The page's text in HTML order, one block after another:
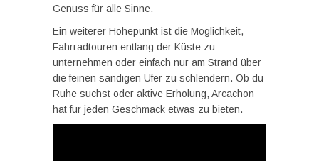
Genuss für alle Sinne.
Ein weiterer Höhepunkt ist die Möglichkeit,
Fahrradtouren entlang der Küste zu
unternehmen oder einfach nur am Strand über
die feinen sandigen Ufer zu schlendern. Ob du
Ruhe suchst oder aktive Erholung, Arcachon
hat für jeden Geschmack etwas zu bieten.